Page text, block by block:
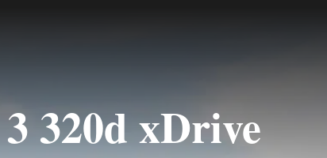
320d xDrive